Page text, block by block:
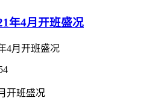
年4月开班盛况
4月开班盛况